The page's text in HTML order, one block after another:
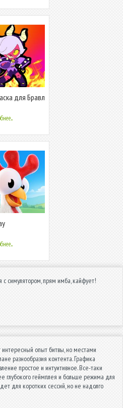
для Бравл
с симулятором, прям имба, кайфует!
интересный опыт битвы, но местами
разнообразия контента. Графика
простое и интуитивное. Все-таки
глубокого геймплея и больше режима для
для коротких сессий, но не надолго